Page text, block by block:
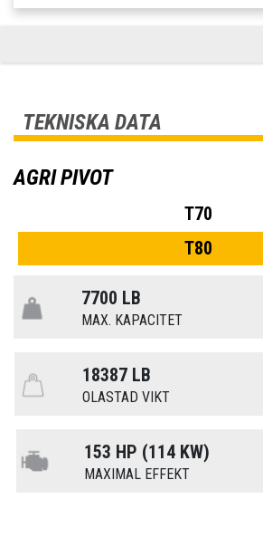
TEKNISKA DATA
AGRI PIVOT
T70
T80
7700 LB
MAX. KAPACITET
18387 LB
OLASTAD VIKT
153 HP (114 KW)
MAXIMAL EFFEKT